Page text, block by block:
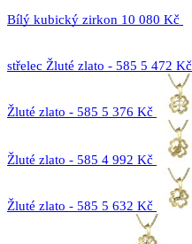
Bílý kubický zirkon 10 080 Kč
střelec Žluté zlato - 585 5 472 Kč
Žluté zlato - 585 5 376 Kč
Žluté zlato - 585 4 992 Kč
Žluté zlato - 585 5 632 Kč